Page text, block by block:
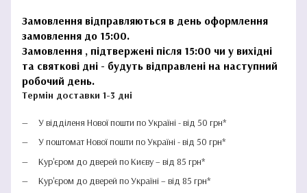
Замовлення відправляються в день оформлення
замовлення до 15:00.
Замовлення , підтвержені після 15:00 чи у вихідні
та святкові дні - будуть відправлені на наступний
робочий день.
Термін доставки 1-3 дні
У відділеня Нової пошти по Україні - від 50 грн*
У поштомат Нової пошти по Україні - від 50 грн*
Кур'єром до дверей по Києву – від 85 грн*
Кур'єром до дверей по Україні – від 85 грн*